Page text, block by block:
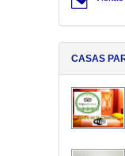
CASAS